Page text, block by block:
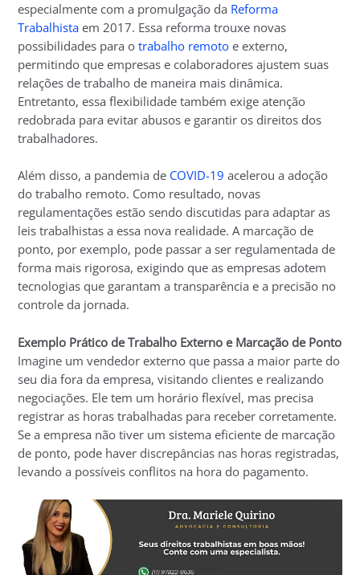
especialmente com a promulgação da Reforma
Trabalhista em 2017. Essa reforma trouxe novas
possibilidades para otrabalho remoto e externo,
permitindo que empresas e colaboradores ajustem suas
relações de trabalho de maneira mais dinâmica.
Entretanto, essa flexibilidade também exige atenção
redobrada para evitar abusos e garantir os direitos dos
trabalhadores.
Além disso, a pandemia de COVID-19 acelerou a adoção
do trabalho remoto. Como resultado, novas
regulamentações estão sendo discutidas para adaptar as
leis trabalhistas a essa nova realidade. A marcação de
ponto, por exemplo, pode passar a ser regulamentada de
forma mais rigorosa, exigindo que as empresas adotem
tecnologias que garantam a transparência e a precisão no
controle da jornada.
Exemplo Prático de Trabalho Externo e Marcação de Ponto
Imagine um vendedor externo que passa a maior parte do
seu dia fora da empresa, visitando clientes e realizando
negociações. Ele tem um horário flexível, mas precisa
registrar as horas trabalhadas para receber corretamente.
Se a empresa não tiver um sistema eficiente de marcação
de ponto, pode haver discrepâncias nas horas registradas,
levando a possíveis conflitos na hora do pagamento.